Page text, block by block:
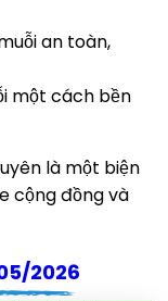
an toàn,
một cách bền
là một biện
cộng đồng và
2026